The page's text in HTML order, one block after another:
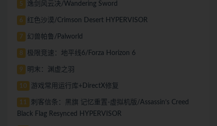
5 逸剑风云决/Wandering Sword
6 红色沙漠/Crimson Desert HYPERVISOR
7 幻兽帕鲁/Palworld
8 极限竞速：地平线6/Forza Horizon 6
9 明末：渊虚之羽
10 游戏常用运行库+DirectX修复
11
刺客信条：黑旗 记忆重置-虚拟机版/Assassin’s Creed
Black Flag Resynced HYPERVISOR